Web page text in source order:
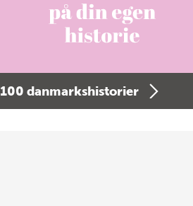
100 danmarkshistorier